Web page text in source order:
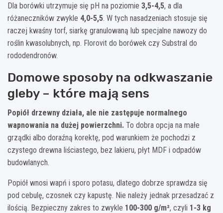
Dla borówki utrzymuje się pH na poziomie 3,5-4,5, a dla
różaneczników zwykle 4,0-5,5. W tych nasadzeniach stosuje się
raczej kwaśny torf, siarkę granulowaną lub specjalne nawozy do
roślin kwasolubnych, np. Florovit do borówek czy Substral do
rododendronów.
Domowe sposoby na odkwaszanie
gleby – które mają sens
Popiół drzewny działa, ale nie zastępuje normalnego
wapnowania na dużej powierzchni. To dobra opcja na małe
grządki albo doraźną korektę, pod warunkiem że pochodzi z
czystego drewna liściastego, bez lakieru, płyt MDF i odpadów
budowlanych.
Popiół wnosi wapń i sporo potasu, dlatego dobrze sprawdza się
pod cebulę, czosnek czy kapustę. Nie należy jednak przesadzać z
ilością. Bezpieczny zakres to zwykle 100-300 g/m², czyli 1-3 kg